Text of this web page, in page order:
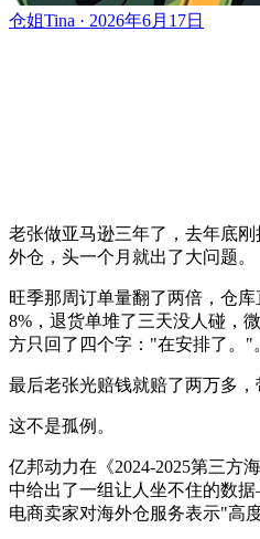
仓姐Tina · 2026年6月17日
老张做亚马逊三年了，去年底
外仓，头一个月就出了大问题。
旺季那周订单量翻了两倍，仓
8%，退货单堆了三天没人碰，
方只回了四个字："在安排了。"
最后老张光赔钱就赔了两万多，
这不是孤例。
亿邦动力在《2024-2025第三方
中给出了一组让人坐不住的数
电商卖家对海外仓服务表示"高